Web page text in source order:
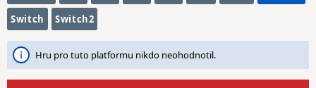
Switch Switch2
Hru pro tuto platformu nikdo neohodnotil.